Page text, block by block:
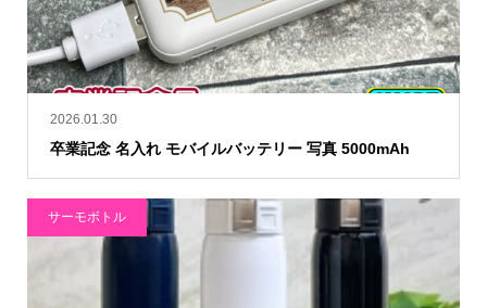
2026.01.30
卒業記念 名入れ モバイルバッテリー 写真 5000mAh
サーモボトル